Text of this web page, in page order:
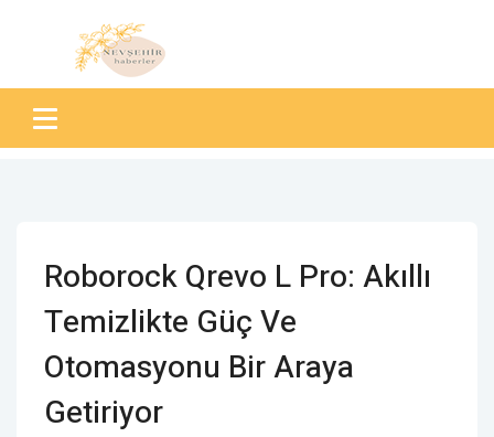
Roborock Qrevo L Pro: Akıllı
Temizlikte Güç Ve
Otomasyonu Bir Araya
Getiriyor